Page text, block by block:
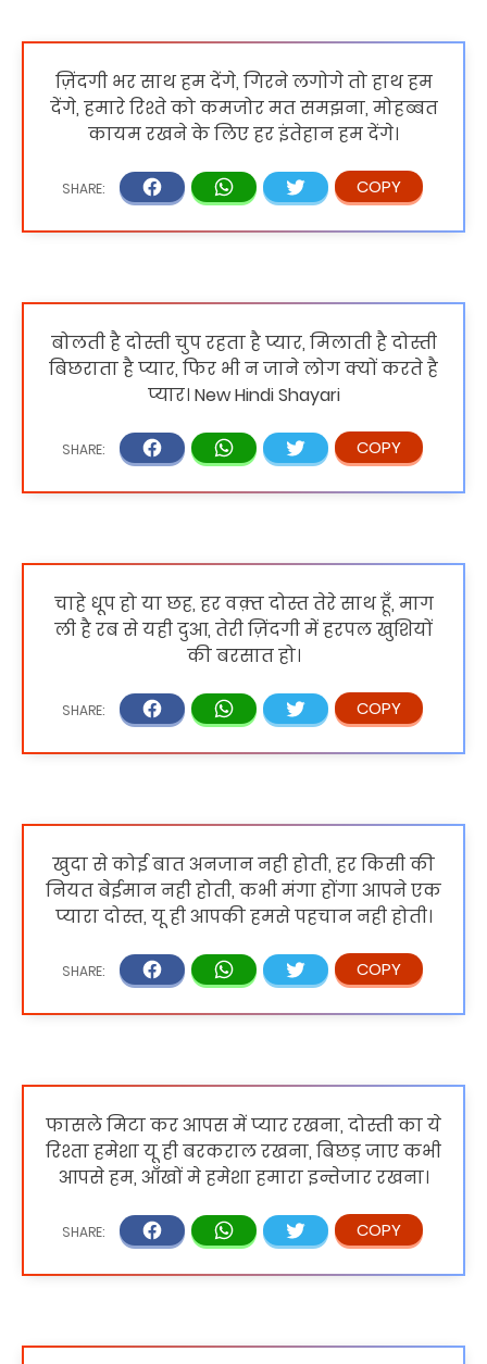
ज़िंदगी भर साथ हम देंगे, गिरने लगोगे तो हाथ हम
देंगे, हमारे रिश्ते को कमजोर मत समझना, मोहब्बत
कायम रखने के लिए हर इंतेहान हम देंगे।
बोलती है दोस्ती चुप रहता है प्यार, मिलाती है दोस्ती
बिछराता है प्यार, फिर भी न जाने लोग क्यों करते है
प्यार। New Hindi Shayari
चाहे धूप हो या छह, हर वक़्त दोस्त तेरे साथ हूँ, माग
ली है रब से यही दुआ, तेरी ज़िंदगी में हरपल खुशियों
की बरसात हो।
खुदा से कोई बात अनजान नही होती, हर किसी की
नियत बेईमान नही होती, कभी मंगा होंगा आपने एक
प्यारा दोस्त, यू ही आपकी हमसे पहचान नही होती।
फासले मिटा कर आपस में प्यार रखना, दोस्ती का ये
रिश्ता हमेशा यू ही बरकराल रखना, बिछड़ जाए कभी
आपसे हम, आँखों मे हमेशा हमारा इन्तेजार रखना।